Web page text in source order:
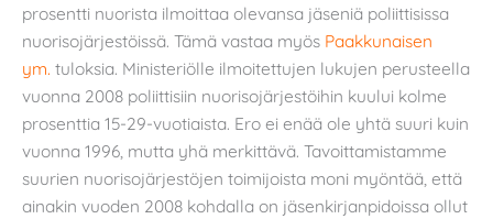
prosentti nuorista ilmoittaa olevansa jäseniä poliittisissa
nuorisojärjestöissä. Tämä vastaa myös Paakkunaisen
ym. tuloksia. Ministeriölle ilmoitettujen lukujen perusteella
vuonna 2008 poliittisiin nuorisojärjestöihin kuului kolme
prosenttia 15-29-vuotiaista. Ero ei enää ole yhtä suuri kuin
vuonna 1996, mutta yhä merkittävä. Tavoittamistamme
suurien nuorisojärjestöjen toimijoista moni myöntää, että
ainakin vuoden 2008 kohdalla on jäsenkirjanpidoissa ollut